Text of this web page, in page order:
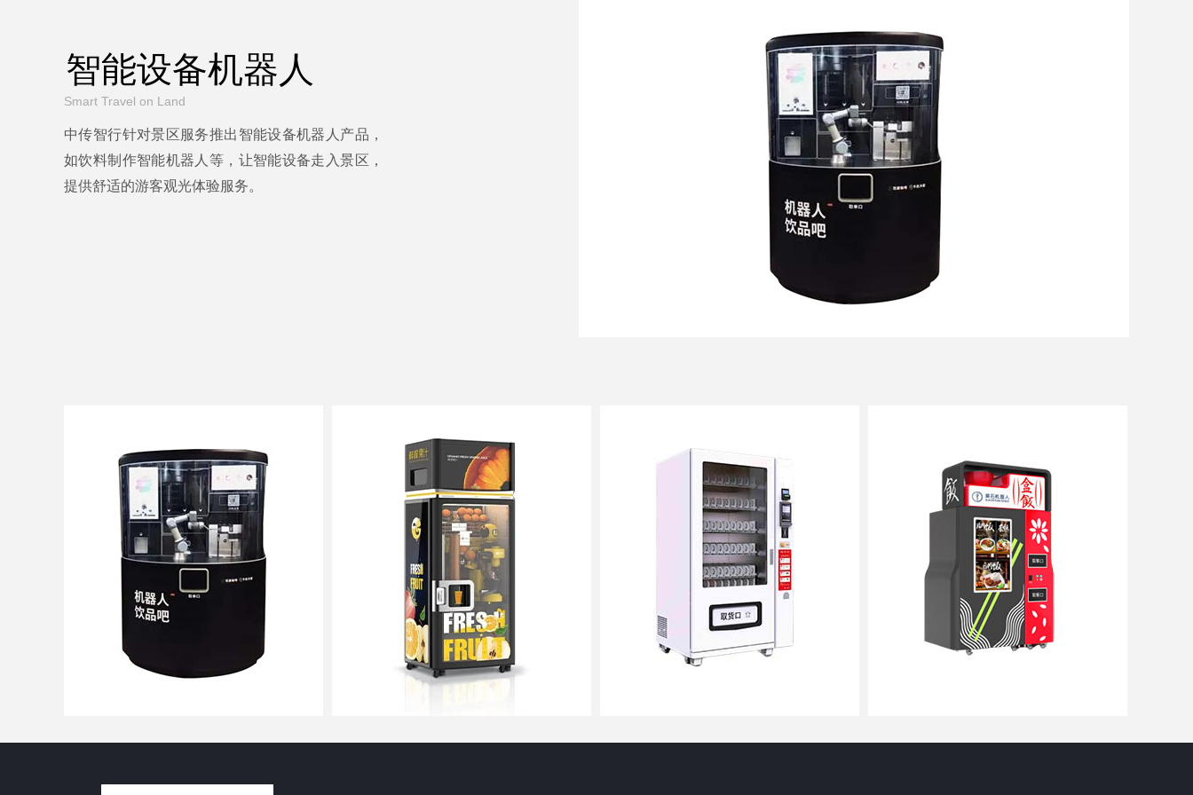
中传智行针对景区服务推出智能设备机器人产品，
如饮料制作智能机器人等，让智能设备走入景区，
提供舒适的游客观光体验服务。
智能设备机器人
Smart Travel on Land